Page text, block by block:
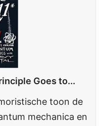
Goes to...
toon de
mechanica en